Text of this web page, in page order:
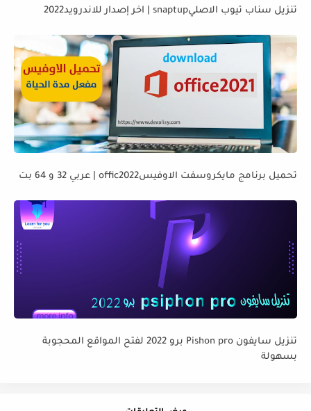
تنزيل سناب تيوب الاصليsnaptup | اخر إصدار للاندرويد2022
تحميل برنامج مايكروسفت الاوفيسoffic2022 | عربي 32 و 64 بت
تنزيل سايفون Pishon pro برو 2022 لفتح المواقع المحجوبة
بسهولة